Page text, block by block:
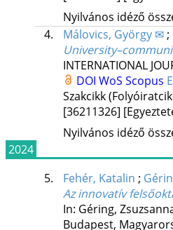
Nyilvános idéző
4.
Málovics, György ✉;
INTERNATIONAL
DOI WoS Scopus
Szakcikk
[36211326]
Nyilvános idéző
2024
5.
Fehér, Katalin ;
Az innovatív
In: Géring,
Budapest,